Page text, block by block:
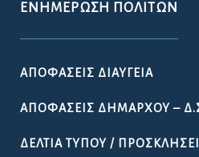
ΕΝΗΜΈΡΩΣΗ ΠΟΛΙΤΏΝ
ΑΠΟΦΆΣΕΙΣ ΔΙΑΎΓΕΙΑ
ΑΠΟΦΆΣΕΙΣ ΔΗΜΆΡΧΟΥ –
ΔΕΛΤΊΑ ΤΎΠΟΥ /